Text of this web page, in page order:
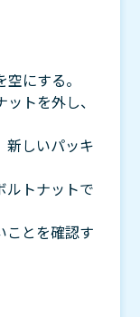
にする。
トを外し、
新しいパッキ
ルトナットで
ことを確認す